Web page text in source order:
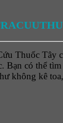
Thuốc Tây
Bạn có thể
không kê